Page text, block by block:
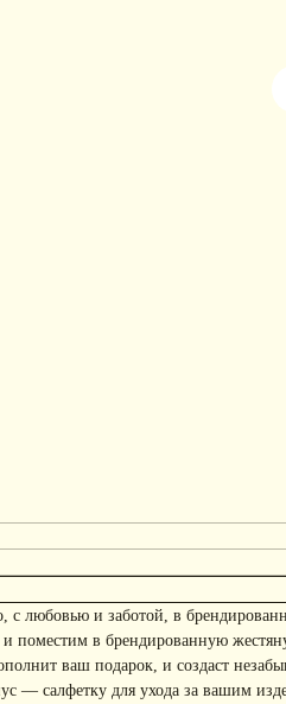
с любовью и заботой, в
в брендированную
ваш подарок, и создаст
— салфетку для ухода за вашим